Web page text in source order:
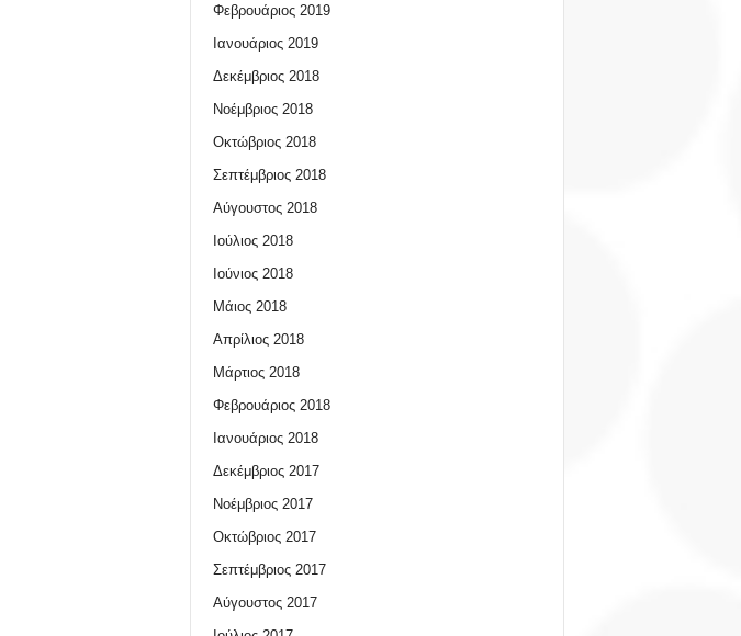
Φεβρουάριος 2019
Ιανουάριος 2019
Δεκέμβριος 2018
Νοέμβριος 2018
Οκτώβριος 2018
Σεπτέμβριος 2018
Αύγουστος 2018
Ιούλιος 2018
Ιούνιος 2018
Μάιος 2018
Απρίλιος 2018
Μάρτιος 2018
Φεβρουάριος 2018
Ιανουάριος 2018
Δεκέμβριος 2017
Νοέμβριος 2017
Οκτώβριος 2017
Σεπτέμβριος 2017
Αύγουστος 2017